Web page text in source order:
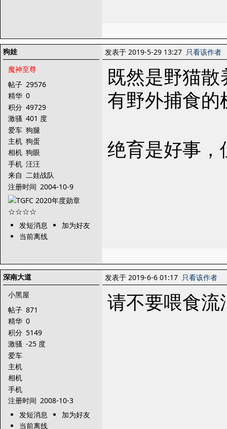
狗娃
魔神至尊
帖子 29576
精华 0
积分 49729
激骚 401 度
爱车 狗腿
主机 狗蛋
相机 狗眼
手机 汪汪
来自 二娃战队
注册时间 2004-10-9
发短消息
加为好友
当前离线
发表于 2019-5-29 13:27 只看该作者
既然是野猫
有野外捕食的
绝育是好事
深南大道
小黑屋
帖子 871
精华 0
积分 5149
激骚 -25 度
爱车
主机
相机
手机
注册时间 2008-10-3
发短消息
加为好友
当前离线
发表于 2019-6-6 01:17 只看该作者
请不要喂食